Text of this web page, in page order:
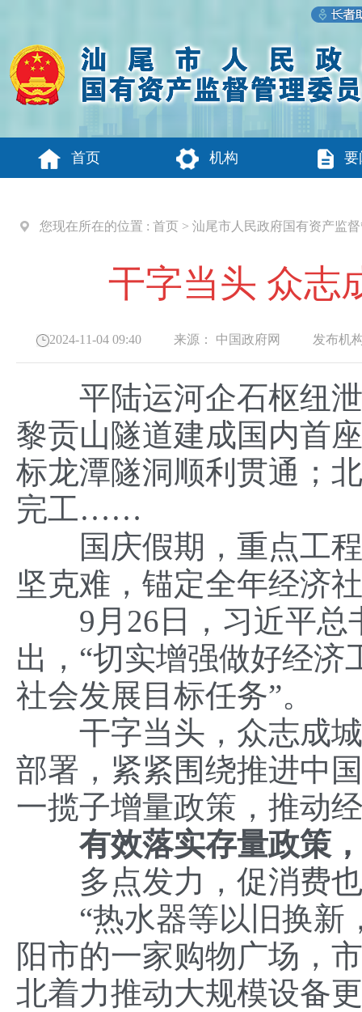
首页 机构 要
您现在所在的位置 : 首页 > 汕尾市人民政府国有资产监
干字当头 众
2024-11-04 09:40 来源： 中国政府网 发布机构
平陆运河企石枢纽泄
黎贡山隧道建成国内首
标龙潭隧洞顺利贯通；
完工……
国庆假期，重点工程
坚克难，锚定全年经济
9月26日，习近平总
出，“切实增强做好经济
社会发展目标任务”。
干字当头，众志成城
部署，紧紧围绕推进中
一揽子增量政策，推动
有效落实存量政策，
多点发力，促消费也
“热水器等以旧换新，
阳市的一家购物广场，
北着力推动大规模设备